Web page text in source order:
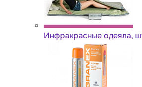
Инфракрасные одеяла,